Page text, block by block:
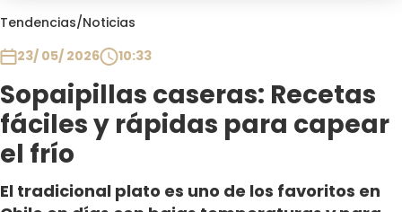
Tendencias/Noticias
23/ 05/ 2026
10:33
Sopaipillas caseras: Recetas
fáciles y rápidas para capear
el frío
El tradicional plato es uno de los favoritos en
Club De La Comedia
Plan Perfecto
El Tiempo
Sabingo
Todos Los Programas